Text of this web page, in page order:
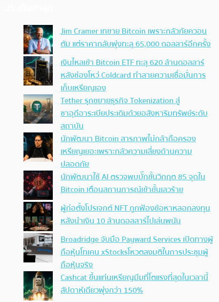
Jim Cramer เทขาย Bitcoin เพราะกลัวภัยควอน
ตัม แต่ราคากลับพุ่งทะลุ 65,000 ดอลลาร์อีกครั้ง
เงินไหลเข้า Bitcoin ETF ทะลุ 620 ล้านดอลลาร์
หลังช่องโหว่ Coldcard ทำลายความเชื่อมั่นการ
เก็บเหรียญเอง
Tether รุกขยายธุรกิจ Tokenization สู่
ซาอุดีอาระเบียประเดิมด้วยอสังหาริมทรัพย์ระดับ
สถาบัน
นักพัฒนา Bitcoin สารภาพไม่กล้าถือครอง
เหรียญเยอะเพราะกลัวความเสี่ยงด้านความ
ปลอดภัย
นักพัฒนาใช้ AI ตรวจพบบั๊กขั้นวิกฤต 85 จุดใน
Bitcoin เตือนสถานการณ์เข้าขั้นเลวร้าย
ผู้ก่อตั้งโปรเจกต์ NFT ถูกฟ้องข้อหาหลอกลงทุน
หลังนำเงิน 10 ล้านดอลลาร์ไปเล่นพนัน
Broadridge จับมือ Payward Services เปิดทางผู้
ถือหุ้นโทเคน xStocksโหวตลงมติในการประชุมผู้
ถือหุ้นจริง
Cashcat ขึ้นแท่นเหรียญมีมที่โตแรงที่สุดในเวลานี้
สัปดาห์เดียวพุ่งกว่า 150%